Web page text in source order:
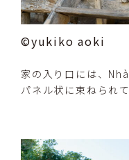
©yukiko aoki
家の入り口には、
パネル状に束ねられ